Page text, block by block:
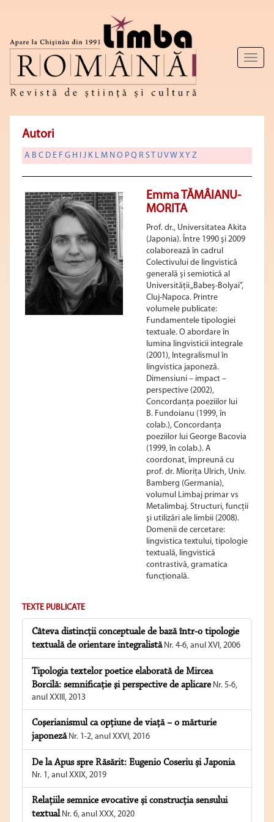
Toggle
Autori
A B C D E F G H I J K L M N O P Q R S T U VW X Y Z
Emma TĂMÂIANU-
MORITA
Prof. dr., Universitatea Akita
(Japonia). Între 1990 şi 2009
colaborează în cadrul
Colectivului de lingvistică
generală şi semiotică al
Universităţii „Babeş-Bolyai”,
Cluj-Napoca. Printre
volumele publicate:
Fundamentele tipologiei
textuale. O abordare în
lumina lingvisticii integrale
(2001), Integralismul în
lingvistica japoneză.
Dimensiuni – impact –
perspective (2002),
Concordanţa poeziilor lui
B. Fundoianu (1999, în
colab.), Concordanţa
poeziilor lui George Bacovia
(1999, în colab.). A
coordonat, împreună cu
prof. dr. Mioriţa Ulrich, Univ.
Bamberg (Germania),
volumul Limbaj primar vs
Metalimbaj. Structuri, funcţii
şi utilizări ale limbii (2008).
Domenii de cercetare:
lingvistica textului, tipologie
textuală, lingvistică
contrastivă, gramatica
funcţională.
TEXTE PUBLICATE
Câteva distincţii conceptuale de bază într-o tipologie
textuală de orientare integralistăNr. 4-6, anul XVI, 2006
Tipologia textelor poetice elaborată de Mircea
Borcilă: semnificaţie şi perspective de aplicareNr. 5-6,
anul XXIII, 2013
Coşerianismul ca opţiune de viaţă − o mărturie
japonezăNr. 1-2, anul XXVI, 2016
De la Apus spre Răsărit: Eugenio Coseriu și Japonia
Nr. 1, anul XXIX, 2019
Relațiile semnice evocative și construcția sensului
textualNr. 6, anul XXX, 2020